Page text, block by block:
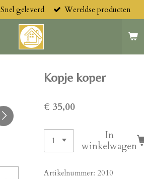
Snel geleverd Wereldse producten
Kopje koper
€ 35,00
In
winkelwagen
Artikelnummer: 2010